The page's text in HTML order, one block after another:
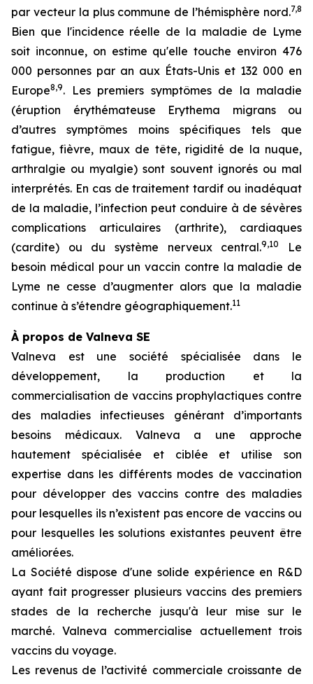
par vecteur la plus commune de l’hémisphère nord.7,8
Bien que l'incidence réelle de la maladie de Lyme
soit inconnue, on estime qu'elle touche environ 476
000 personnes par an aux États-Unis et 132 000 en
Europe8,9. Les premiers symptômes de la maladie
(éruption érythémateuse Erythema migrans ou
d’autres symptômes moins spécifiques tels que
fatigue, fièvre, maux de tête, rigidité de la nuque,
arthralgie ou myalgie) sont souvent ignorés ou mal
interprétés. En cas de traitement tardif ou inadéquat
de la maladie, l’infection peut conduire à de sévères
complications articulaires (arthrite), cardiaques
(cardite) ou du système nerveux central.9,10
Le
besoin médical pour un vaccin contre la maladie de
Lyme ne cesse d’augmenter alors que la maladie
continue à s’étendre géographiquement.11
À propos de Valneva SE
Valneva est une société spécialisée dans le
développement, la production et la
commercialisation de vaccins prophylactiques contre
des maladies infectieuses générant d’importants
besoins médicaux. Valneva a une approche
hautement spécialisée et ciblée et utilise son
expertise dans les différents modes de vaccination
pour développer des vaccins contre des maladies
pour lesquelles ils n’existent pas encore de vaccins ou
pour lesquelles les solutions existantes peuvent être
améliorées.
La Société dispose d'une solide expérience en R&D
ayant fait progresser plusieurs vaccins des premiers
stades de la recherche jusqu'à leur mise sur le
marché. Valneva commercialise actuellement trois
vaccins du voyage.
Les revenus de l’activité commerciale croissante de